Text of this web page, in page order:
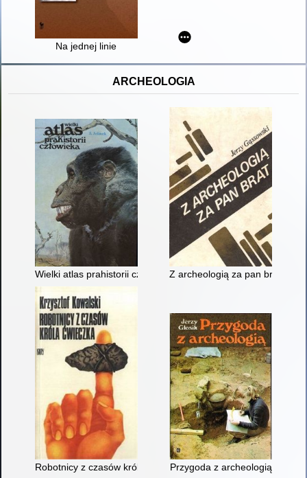
Na jednej linie
ARCHEOLOGIA
Wielki atlas prahistorii człowiekaZ archeologią za pan brat
Robotnicy z czasów króla ĆwieczkaPrzygoda z archeologią